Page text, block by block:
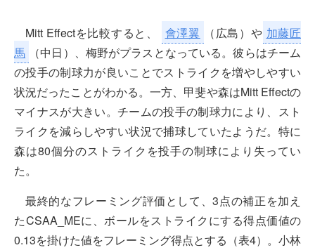
Mitt Effectを比較すると、 會澤翼 （広島）や 加藤匠
馬
（中日）、梅野がプラスとなっている。彼らはチーム
の投手の制球力が良いことでストライクを増やしやすい
状況だったことがわかる。一方、甲斐や森はMitt Effectの
マイナスが大きい。チームの投手の制球力により、スト
ライクを減らしやすい状況で捕球していたようだ。特に
森は80個分のストライクを投手の制球により失ってい
た。
最終的なフレーミング評価として、3点の補正を加え
たCSAA_MEに、ボールをストライクにする得点価値の
0.13を掛けた値をフレーミング得点とする（表4）。小林